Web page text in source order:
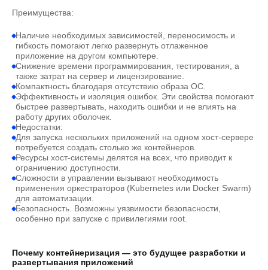
Преимущества:
Наличие необходимых зависимостей, переносимость и
гибкость помогают легко развернуть отлаженное
приложение на другом компьютере.
Снижение времени программирования, тестирования, а
также затрат на сервер и лицензирование.
Компактность благодаря отсутствию образа ОС.
Эффективность и изоляция ошибок. Эти свойства помогают
быстрее развертывать, находить ошибки и не влиять на
работу других оболочек.
Недостатки:
Для запуска нескольких приложений на одном хост-сервере
потребуется создать столько же контейнеров.
Ресурсы хост-системы делятся на всех, что приводит к
ограничению доступности.
Сложности в управлении вызывают необходимость
применения оркестраторов (Kubernetes или Docker Swarm)
для автоматизации.
Безопасность. Возможны уязвимости безопасности,
особенно при запуске с привилегиями root.
Почему контейнеризация — это будущее разработки и
развертывания приложений